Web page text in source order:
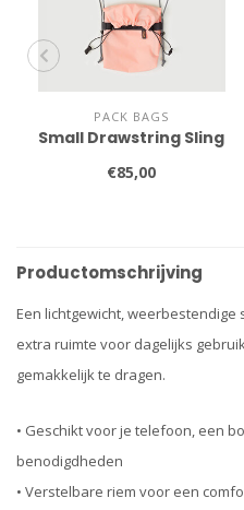
PACK BAGS
Small Drawstring Sling
€85,00
Productomschrijving
Een lichtgewicht, weerbestendige
extra ruimte voor dagelijks
gemakkelijk te dragen.
• Geschikt voor je telefoon, een
benodigdheden
• Verstelbare riem voor een